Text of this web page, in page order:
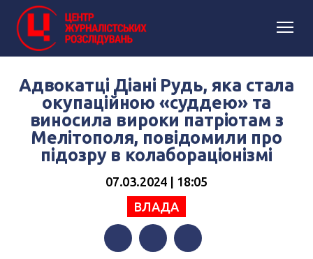
Адвокатці Діані Рудь, яка стала
окупаційною «суддею» та
виносила вироки патріотам з
Мелітополя, повідомили про
підозру в колабораціонізмі
07.03.2024 | 18:05
ВЛАДА